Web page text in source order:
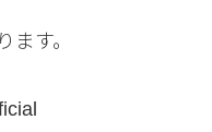
す。